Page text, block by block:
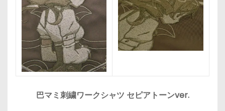
巴マミ刺繍ワークシャツ セピアトーンver.